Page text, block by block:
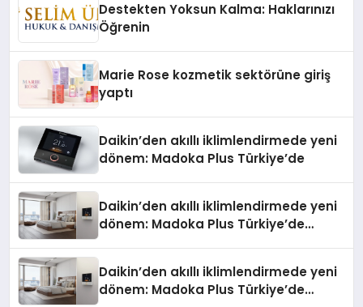
Destekten Yoksun Kalma: Haklarınızı
Öğrenin
Marie Rose kozmetik sektörüne giriş
yaptı
Daikin’den akıllı iklimlendirmede yeni
dönem: Madoka Plus Türkiye’de
Daikin’den akıllı iklimlendirmede yeni
dönem: Madoka Plus Türkiye’de
teknolojilerle donatılmış son modeli
VRV kontrol ünitesi Madoka Plus
Daikin’den akıllı iklimlendirmede yeni
dönem: Madoka Plus Türkiye’de